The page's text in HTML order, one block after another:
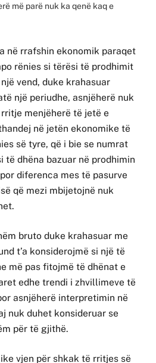
më parë nuk ka qenë kaq e
në rrafshin ekonomik paraqet
rënies si tërësi të prodhimit
vend, duke krahasuar
një periudhe, asnjëherë nuk
menjëherë të jetë e
në jetën ekonomike të
së tyre, që i bie se numrat
të dhëna bazuar në prodhimin
diferenca mes të pasurve
që mezi mbijetojnë nuk
bruto duke krahasuar me
t’a konsiderojmë si një të
më pas fitojmë të dhënat e
edhe trendi i zhvillimeve të
asnjëherë interpretimin në
nuk duhet konsideruar se
për të gjithë.
vjen për shkak të rritjes së